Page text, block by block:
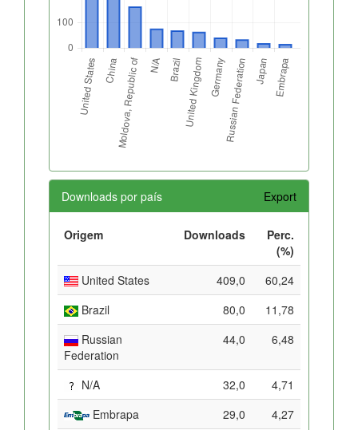
Downloads por país Export
Origem Downloads
Perc.
(%)
United States
409,0
60,24
Brazil
80,0
11,78
Russian
Federation
44,0 6,48
N/A 32,0
4,71
Embrapa
29,0
4,27